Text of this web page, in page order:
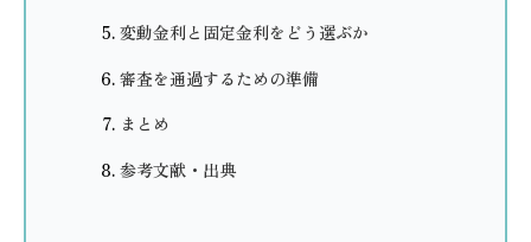
変動金利と固定金利をどう選ぶか
審査を通過するための準備
まとめ
参考文献・出典